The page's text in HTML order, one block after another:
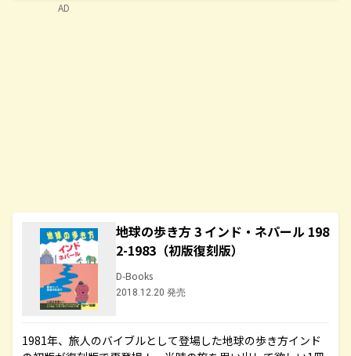
地球の歩き方 3 インド・ネパール 198
2-1983（初版復刻版）
D-Books
2018.12.20 発売
1981年、旅人のバイブルとして登場した地球の歩き方インド
AD